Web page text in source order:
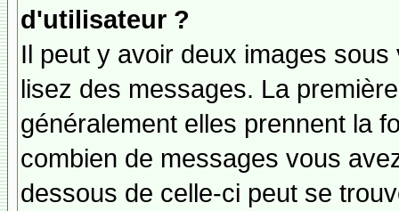
d'utilisateur ?
Il peut y avoir deux images
lisez des messages. La
généralement elles prennent la
combien de messages vous
dessous de celle-ci peut se